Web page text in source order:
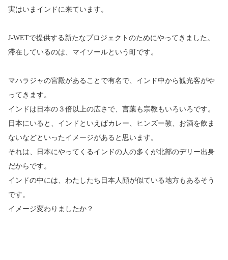
実はいまインドに来ています。
J-WETで提供する新たなプロジェクトのためにやってきました。
滞在しているのは、マイソールという町です。
マハラジャの宮殿があることで有名で、インド中から観光客がや
ってきます。
インドは日本の３倍以上の広さで、言葉も宗教もいろいろです。
日本にいると、インドといえばカレー、ヒンズー教、お酒を飲ま
ないなどといったイメージがあると思います。
それは、日本にやってくるインドの人の多くが北部のデリー出身
だからです。
インドの中には、わたしたち日本人顔が似ている地方もあるそう
です。
イメージ変わりましたか？